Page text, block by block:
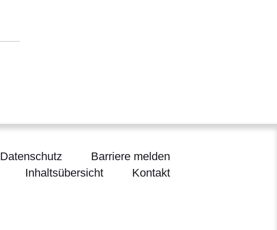
Datenschutz
Barriere melden
Inhaltsübersicht
Kontakt